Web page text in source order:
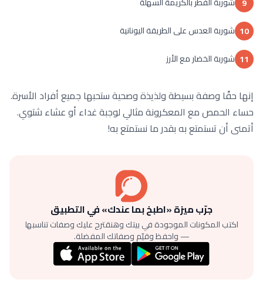
10 شوربة العدس على الطريقة اليونانية
11 شوربة الخضار مع الأرز
إنها حقًا وصفة بسيطة ولذيذة وصحية ستحبها جميع أفراد الأسرة.
حساء الحمص مع المعكرونة مثالي لوجبة غداء أو عشاء شتوي.
أتمنى أن تستمتع به بقدر ما نستمتع به!
جرّب ميزة «اطبخ بما عندك» في التطبيق
اكتب المكونات الموجودة في بيتك وهنقترح عليك وصفات تناسبها
— واحفظ وقيّم وصفاتك المفضلة.